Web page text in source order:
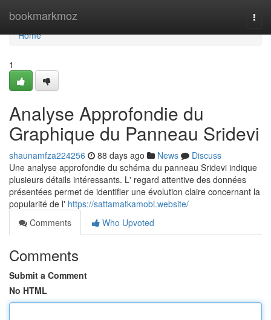
bookmarkmoz
Home
Home
1
Analyse Approfondie du
Graphique du Panneau Sridevi
shaunamfza224256 88 days ago News
Discuss
Une analyse approfondie du schéma du panneau Sridevi indique
plusieurs détails intéressants. L' regard attentive des données
présentées permet de identifier une évolution claire concernant la
popularité de l' https://sattamatkamobi.website/
Comments
Who Upvoted
Comments
Submit a Comment
No HTML